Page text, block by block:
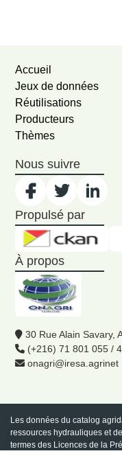
Accueil
Jeux de données
Réutilisations
Producteurs
Thèmes
Nous suivre
Propulsé par
À propos
30 Rue Alain Savary,
(+216) 71 801 055 /
onagri@iresa.agrinet
Les données du catalog
ressources hydrauliques et
termes des Licences de la